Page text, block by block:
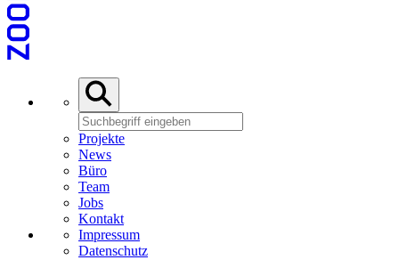
Projekte
News
Büro
Team
Jobs
Kontakt
Impressum
Datenschutz